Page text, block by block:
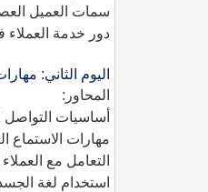
سمات العميل
دور خدمة
اليوم الثاني:
المحاور:
أساسيات التواصل
مهارات الاستماع
التعامل مع
استخدام لغة